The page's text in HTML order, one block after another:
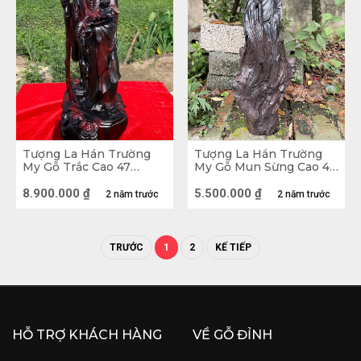
Tượng La Hán Trường
My Gỗ Trắc Cao 47
2 năm trước
8.900.000 ₫
Tượng La Hán Trường
My Gỗ Mun Sừng Cao 48
2 năm trước
5.500.000 ₫
TRƯỚC 1 2 KẾ TIẾP
HỖ TRỢ KHÁCH HÀNG VỀ GỖ ĐỈNH